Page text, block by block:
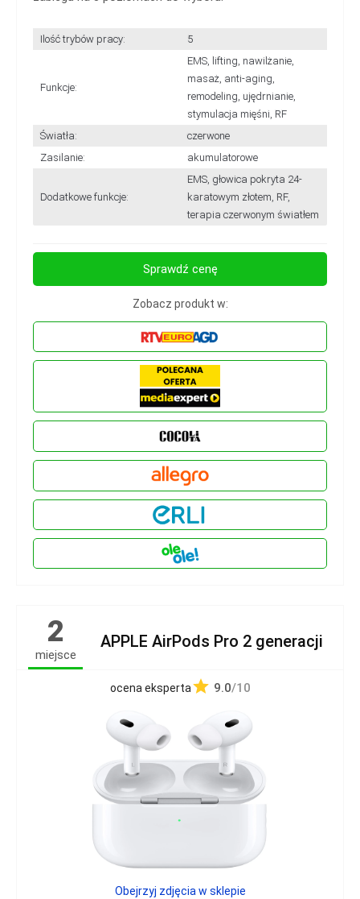
Ilość trybów pracy: 5
Funkcje:
EMS, lifting, nawilżanie,
masaż, anti-aging,
remodeling, ujędrnianie,
stymulacja mięśni, RF
Światła:
czerwone
Zasilanie:
akumulatorowe
Dodatkowe funkcje:
EMS, głowica pokryta 24-
karatowym złotem, RF,
terapia czerwonym światłem
Sprawdź cenę
Zobacz produkt w:
2
miejsce
APPLE AirPods Pro 2 generacji
ocena eksperta 9.0/10
Obejrzyj zdjęcia w sklepie